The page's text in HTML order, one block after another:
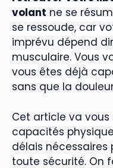
volant ne se
se ressoude, car
imprévu dépend
musculaire. Vous
vous êtes déjà
sans que la
Cet article va
capacités
délais nécessaires
toute sécurité. On